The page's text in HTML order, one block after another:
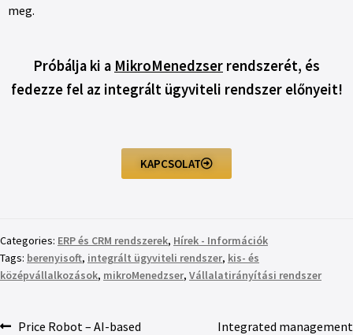
meg.
Próbálja ki a MikroMenedzser rendszerét, és
fedezze fel az integrált ügyviteli rendszer előnyeit!
KAPCSOLAT
Categories: ERP és CRM rendszerek, Hírek - Információk
Tags: berenyisoft, integrált ügyviteli rendszer, kis- és
középvállalkozások, mikroMenedzser, Vállalatirányítási rendszer
Price Robot – AI-based
Integrated management